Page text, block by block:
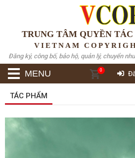
TRUNG TÂM QUYỀN
VIETNAM
Đăng ký, công bố, bảo hộ, quản lý, chuyển
0
MENU
TÁC PHẨM